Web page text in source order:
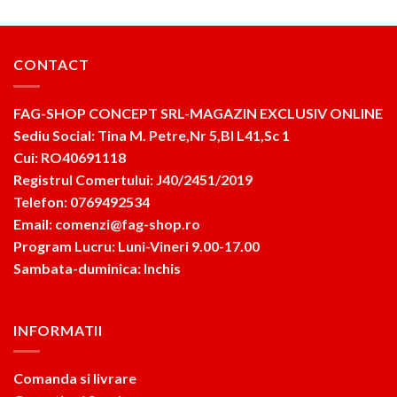
CONTACT
FAG-SHOP CONCEPT SRL-MAGAZIN EXCLUSIV ONLINE
Sediu Social: Tina M. Petre,Nr 5,Bl L41,Sc 1
Cui: RO40691118
Registrul Comertului: J40/2451/2019
Telefon: 0769492534
Email: comenzi@fag-shop.ro
Program Lucru: Luni-Vineri 9.00-17.00
Sambata-duminica: Inchis
INFORMATII
Comanda si livrare